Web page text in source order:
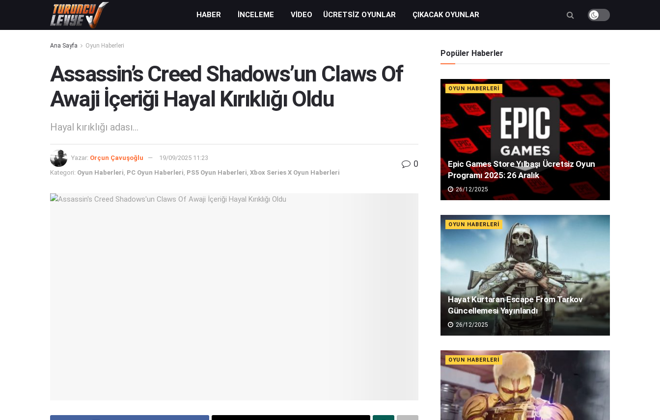
HABER İNCELEME VIDEO ÜCRETSIZ OYUNLAR ÇIKACAK OYUNLAR
Ana Sayfa Oyun Haberleri
Assassin’s Creed Shadows’un Claws Of
Awaji İçeriği Hayal Kırıklığı Oldu
Hayal kırıklığı adası...
Yazar: Orçun Çavuşoğlu 19/09/2025 11:23
Kategori: Oyun Haberleri, PC Oyun Haberleri, PS5 Oyun Haberleri, Xbox Series X Oyun Haberleri
0
Popüler Haberler
OYUN HABERLERI
Epic Games Store Yılbaşı Ücretsiz Oyun
Programı 2025: 26 Aralık
26/12/2025
OYUN HABERLERI
Hayat Kurtaran Escape From Tarkov
Güncellemesi Yayınlandı
26/12/2025
OYUN HABERLERI